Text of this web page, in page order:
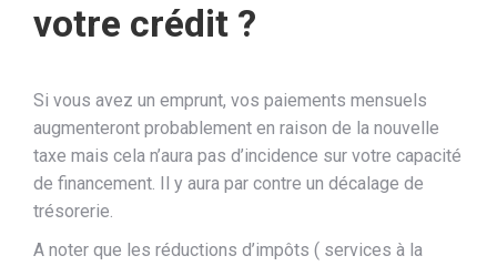
votre crédit ?
Si vous avez un emprunt, vos paiements mensuels
augmenteront probablement en raison de la nouvelle
taxe mais cela n’aura pas d’incidence sur votre capacité
de financement. Il y aura par contre un décalage de
trésorerie.
A noter que les réductions d’impôts ( services à la